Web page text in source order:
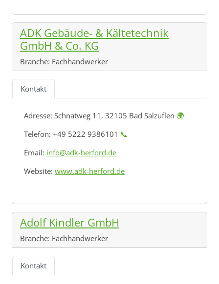
ADK Gebäude- & Kältetechnik
GmbH & Co. KG
Branche: Fachhandwerker
Kontakt
Adresse: Schnatweg 11, 32105 Bad Salzuflen 🌍
Telefon: +49 5222 9386101 📞
Email: info@adk-herford.de
Website: www.adk-herford.de
Adolf Kindler GmbH
Branche: Fachhandwerker
Kontakt